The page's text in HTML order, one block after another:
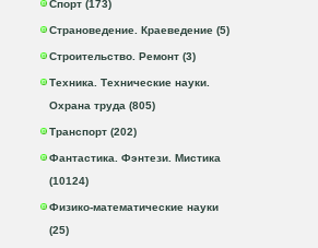
Спорт (173)
Страноведение. Краеведение (5)
Строительство. Ремонт (3)
Техника. Технические науки.
Охрана труда (805)
Транспорт (202)
Фантастика. Фэнтези. Мистика
(10124)
Физико-математические науки
(25)